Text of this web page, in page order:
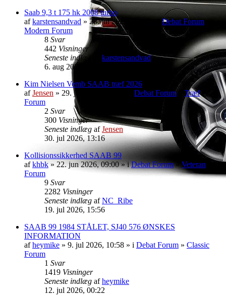
Saab 9,3 t 175 hk 2008 turbo
afkarstensandvad » 28. jul 2026, 22:15 » i Debat Forum
Modern Forum
8 Svar
442 Visninger
Seneste indlæg
karstensandvad
6. aug 2026, 09:29
Kim Nielsen Vemb SAAB træf 2026
afJensen » 29. jul 2026, 15:57 » i Debat Forum» Træf
Forum
2 Svar
300 Visninger
Seneste indlæg afJensen
30. jul 2026, 13:16
Kollisionssikkerhed SAAB 99
afkhbk » 22. jun 2026, 09:00 » iDebat Forum» Veteran
Forum
9 Svar
2282 Visninger
Seneste indlæg afNC_Ribe
19. jul 2026, 15:56
SAAB 99 1984 STÅLET, SJ40 576 ØNSKES
INFORMATION
afheymike » 9. jul 2026, 10:58 » i Debat Forum » Classic
Forum
1 Svar
1419 Visninger
Seneste indlæg afheymike
12. jul 2026, 00:22